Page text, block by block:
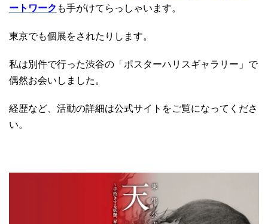
ートワーク も手がけてらっしゃいます。
東京でも個展をされたりします。
私は別件で行った渋谷の「ポスターハリスギャラリー」で
偶然お会いしました。
経歴など、活動の詳細は公式サイトをご覧になってくださ
い。